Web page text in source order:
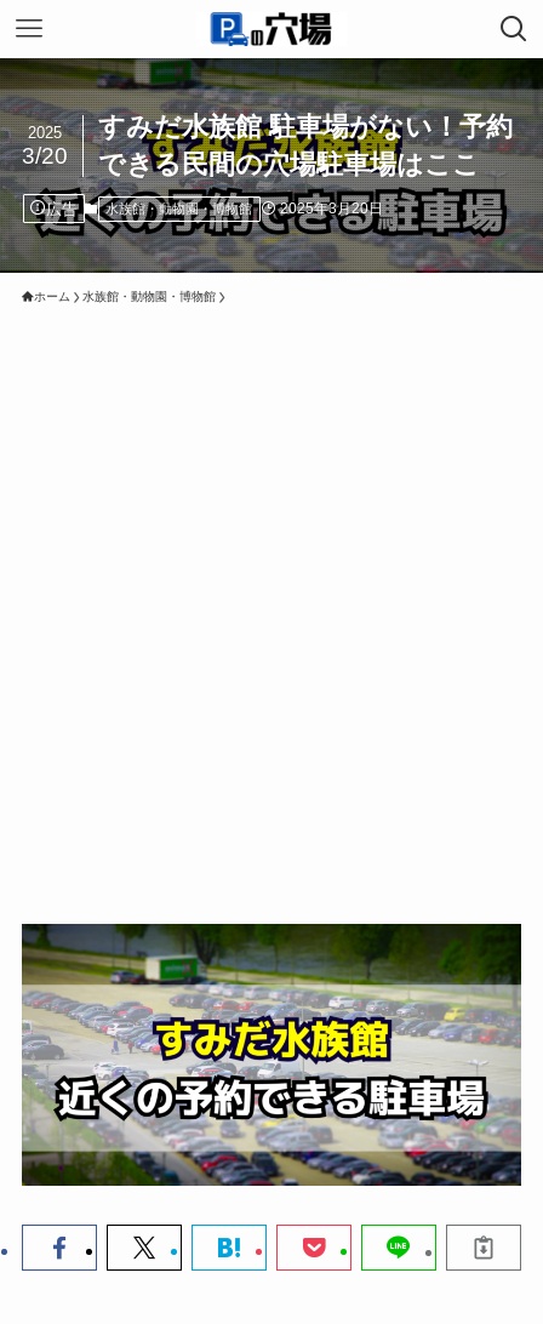
すみだ水族館 駐車場がない！予約
できる民間の穴場駐車場はここ
2025
3/20
広告 水族館・動物園・博物館 2025年3月20日
ホーム 水族館・動物園・博物館